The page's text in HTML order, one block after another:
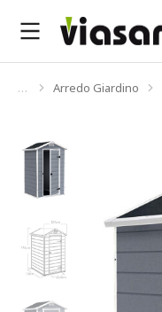
Tu sei qui:Arredo Giardino